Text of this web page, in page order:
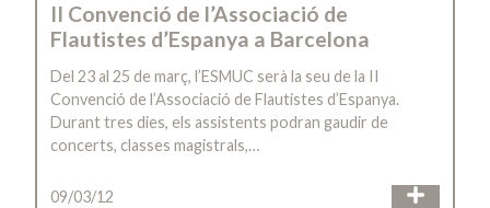
II Convenció de l’Associació de
Flautistes d’Espanya a Barcelona
Del 23 al 25 de març, l’ESMUC serà la seu de la II
Convenció de l’Associació de Flautistes d’Espanya.
Durant tres dies, els assistents podran gaudir de
concerts, classes magistrals,…
09/03/12